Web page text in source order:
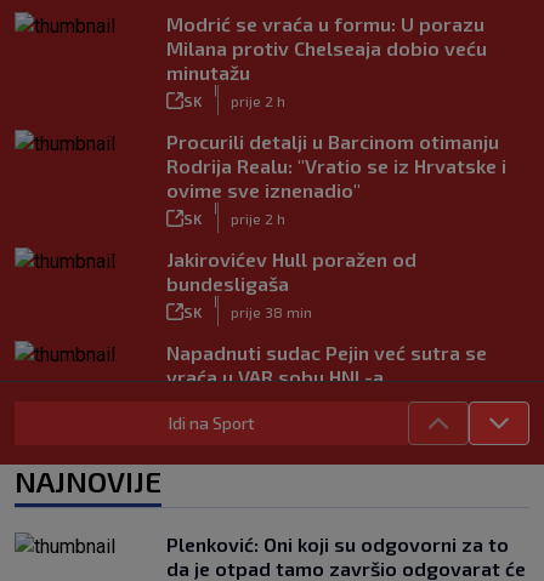
Modrić se vraća u formu: U porazu
Milana protiv Chelseaja dobio veću
minutažu
SK prije 2 h
Procurili detalji u Barcinom otimanju
Rodrija Realu: "Vratio se iz Hrvatske i
ovime sve iznenadio"
SK prije 2 h
Jakirovićev Hull poražen od
bundesligaša
SK prije 38 min
Napadnuti sudac Pejin već sutra se
vraća u VAR sobu HNL-a
VIDEO / Martin dominantan u sprintu,
Marquez neprepoznatljiv!
VIDEO / Inter bez Sučića u sastavu
poveo protiv Juventusa
Idi na Sport
NAJNOVIJE
Plenković: Oni koji su odgovorni za to
da je otpad tamo završio odgovarat će